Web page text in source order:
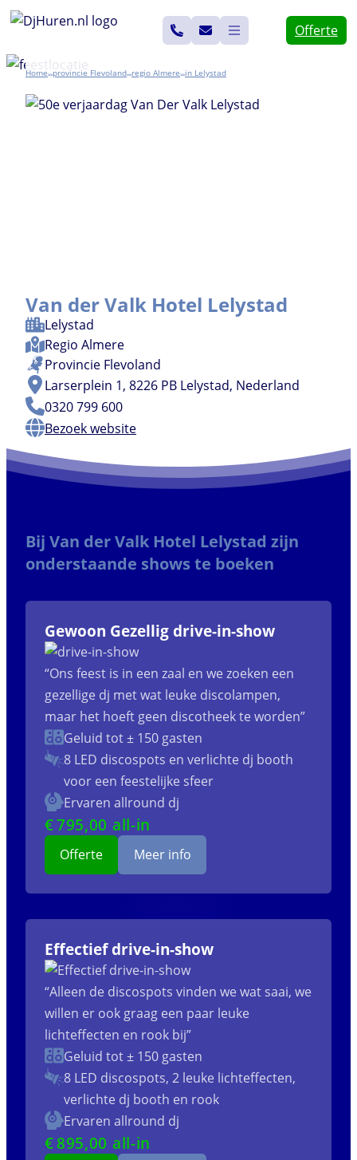
Ga
de
inhoud
Offerte
Home>> Flevoland>> Almere>> Lelystad
Van der Valk Hotel Lelystad
Lelystad
Regio Almere
Provincie Flevoland
Larserplein 1, 8226 PB Lelystad, Nederland
0320 799 600
Bezoek website
Bij Van der Valk Hotel Lelystad zijn
onderstaande shows te boeken
Gewoon Gezellig drive-in-show
“Ons feest is in een zaal en we zoeken een
gezellige dj met wat leuke discolampen,
maar het hoeft geen discotheek te worden”
Geluid tot ± 150 gasten
8 LED discospots en verlichte dj booth
voor een feestelijke sfeer
Ervaren allround dj
€795,00 all-in
Offerte Meer info
Effectief drive-in-show
“Alleen de discospots vinden we wat saai, we
willen er ook graag een paar leuke
lichteffecten en rook bij”
Geluid tot ± 150 gasten
8 LED discospots, 2 leuke lichteffecten,
verlichte dj booth en rook
Ervaren allround dj
€895,00 all-in